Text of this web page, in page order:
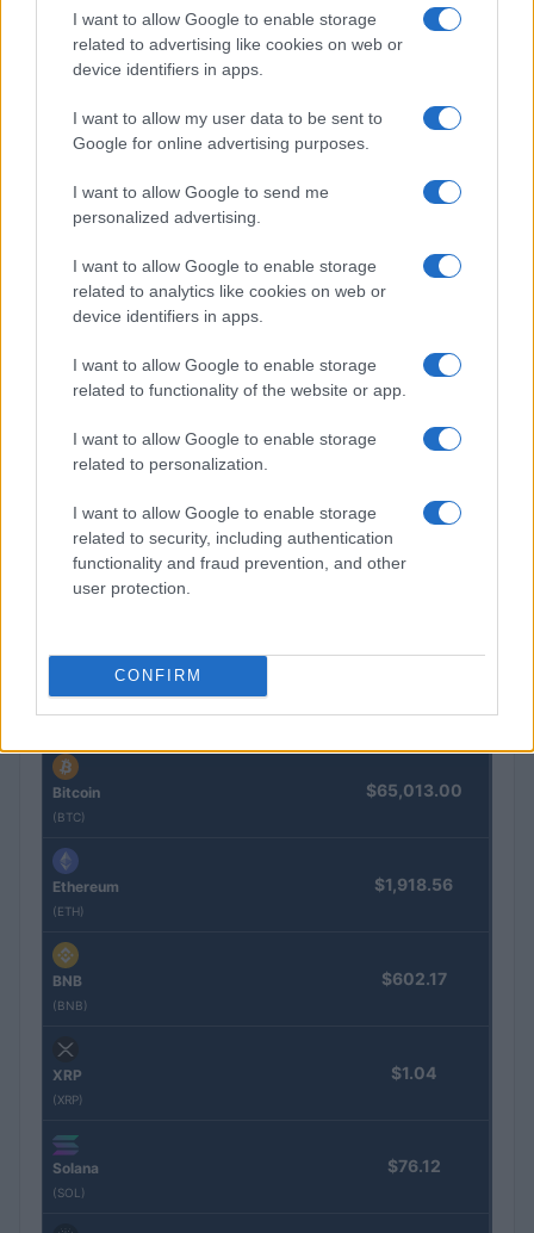
I want to allow Google to enable storage
related to advertising like cookies on web or
device identifiers in apps.
I want to allow my user data to be sent to
Google for online advertising purposes.
I want to allow Google to send me
personalized advertising.
I want to allow Google to enable storage
related to analytics like cookies on web or
device identifiers in apps.
I want to allow Google to enable storage
related to functionality of the website or app.
I want to allow Google to enable storage
related to personalization.
I want to allow Google to enable storage
related to security, including authentication
functionality and fraud prevention, and other
user protection.
CONFIRM
Fondos europeos impulsan crecimiento laboral y económico en
el País Vasco
Marta Ruiz · 3 Ago 2026
Situación financiera de la UDC: ¿Qué está pasando en 2026?
Marta Ruiz · 1 Ago 2026
COTIZACIONES CRYPTO
Nombre Precio
Bitcoin
(BTC)
$65,013.00
Ethereum
(ETH)
$1,918.56
BNB
(BNB)
$602.17
XRP
(XRP)
$1.04
Solana
(SOL)
$76.12